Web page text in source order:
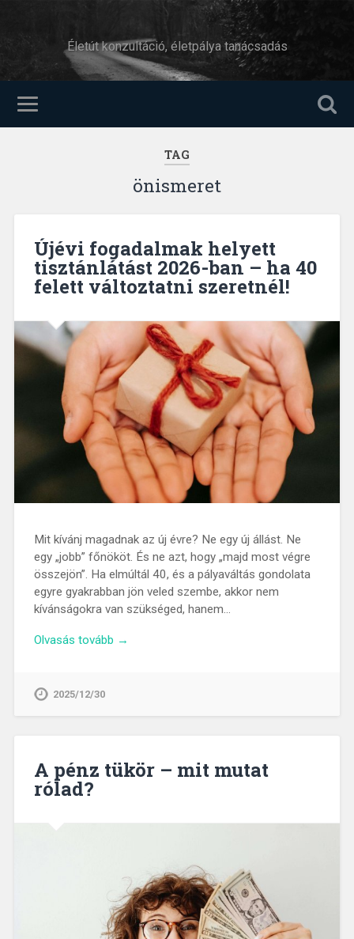
Életút konzultáció, életpálya tanácsadás
TAG
önismeret
Újévi fogadalmak helyett
tisztánlátást 2026-ban – ha 40
felett változtatni szeretnél!
Mit kívánj magadnak az új évre? Ne egy új állást. Ne
egy „jobb” főnököt. És ne azt, hogy „majd most végre
összejön”. Ha elmúltál 40, és a pályaváltás gondolata
egyre gyakrabban jön veled szembe, akkor nem
kívánságokra van szükséged, hanem…
Olvasás tovább →
2025/12/30
A pénz tükör – mit mutat
rólad?